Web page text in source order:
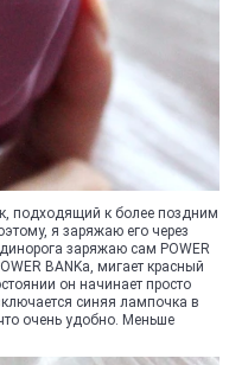
подходящий к более поздним
я заряжаю его через
заряжаю сам POWER
BANKа, мигает красный
он начинает просто
синяя лампочка в
очень удобно. Меньше